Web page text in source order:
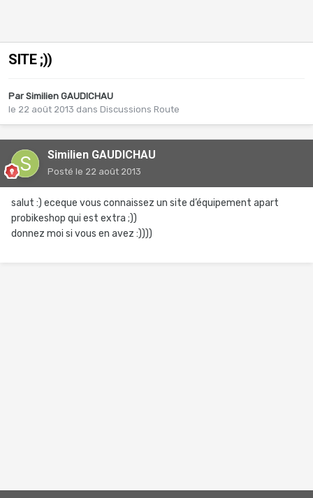
SITE ;))
Par Similien GAUDICHAU
le 22 août 2013 dans Discussions Route
Similien GAUDICHAU
Posté le 22 août 2013
salut :) eceque vous connaissez un site d’équipement apart
probikeshop qui est extra ;))
donnez moi si vous en avez :))))